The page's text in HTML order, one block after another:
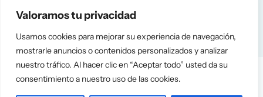
Valoramos tu privacidad
Usamos cookies para mejorar su experiencia de navegación,
mostrarle anuncios o contenidos personalizados y analizar
nuestro tráfico. Al hacer clic en “Aceptar todo” usted da su
consentimiento a nuestro uso de las cookies.